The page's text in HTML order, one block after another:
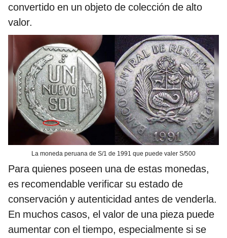
convertido en un objeto de colección de alto
valor.
La moneda peruana de S/1 de 1991 que puede valer S/500
Para quienes poseen una de estas monedas,
es recomendable verificar su estado de
conservación y autenticidad antes de venderla.
En muchos casos, el valor de una pieza puede
aumentar con el tiempo, especialmente si se